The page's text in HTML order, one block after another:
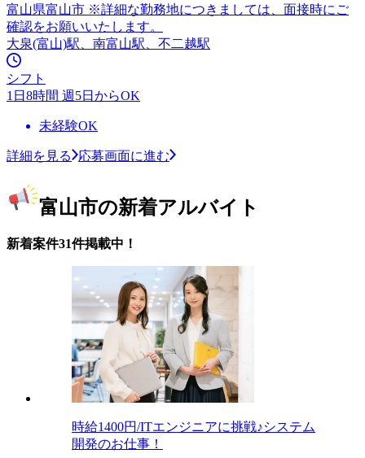
富山県富山市 ※詳細な勤務地につきましては、面接時にご
確認をお願いいたします。
大泉(富山)駅、南富山駅、不二越駅
シフト
1日8時間 週5日からOK
未経験OK
詳細を見る 応募画面に進む
富山市の新着アルバイト
新着案件31件掲載中！
時給1400円/ITエンジニアに挑戦♪システム
開発のお仕事！